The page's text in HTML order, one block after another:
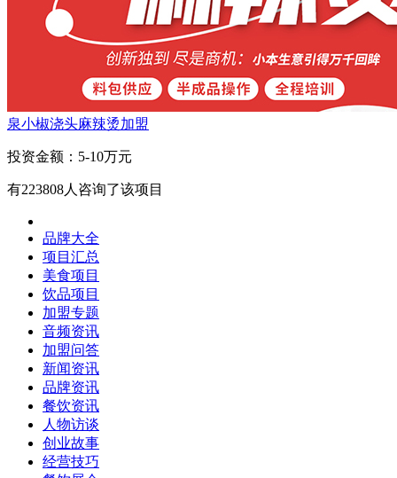
泉小椒浇头麻辣烫加盟
投资金额： 5-10万元
有223808人咨询了该项目
品牌大全
项目汇总
美食项目
饮品项目
加盟专题
音频资讯
加盟问答
新闻资讯
品牌资讯
餐饮资讯
人物访谈
创业故事
经营技巧